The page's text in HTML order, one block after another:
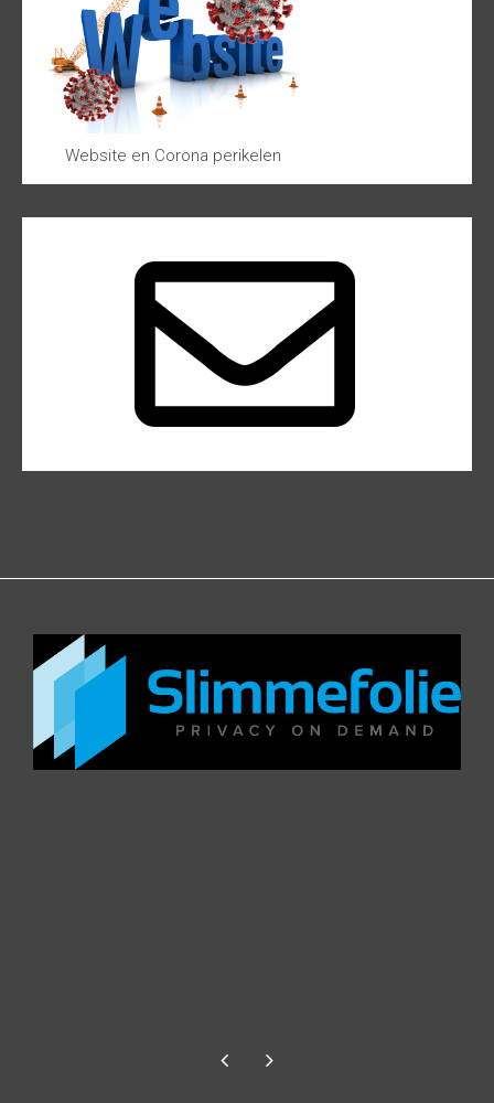
Website en Corona perikelen